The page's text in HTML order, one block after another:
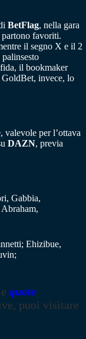
BetFlag, nella gara
favoriti.
il segno X e il 2
il bookmaker
GoldBet, invece, lo
valevole per l’ottava
DAZN, previa
Gabbia,
Ehizibue,
quote
puoi visitare